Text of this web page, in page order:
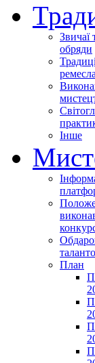
Звичаї
обряди
ремесла
Інше
План